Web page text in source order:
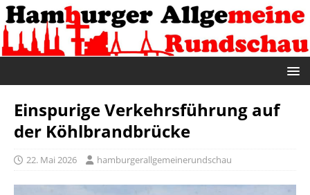
Einspurige Verkehrsführung auf
der Köhlbrandbrücke
22. Mai 2026 hamburgerallgemeinerundschau